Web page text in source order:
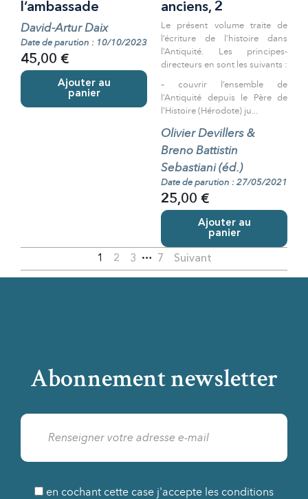
l’ambassade
David-Artur Daix
Date de parution : 10/10/2023
45,00 €
Ajouter au
panier
anciens, 2
Le présent volume traite de
l’écriture de l’histoire dans
l’Antiquité. Les principes-
directeurs en sont les suivants :
– couvrir l’ensemble de
l’Antiquité depuis le Père de
l’Histoire (Hérodote) ju...
Olivier Devillers &
Breno Battistin
Sebastiani (éd.)
Date de parution : 27/05/2021
25,00 €
Ajouter au
panier
1 2 3 … 7 Suivant
Abonnement newsletter
en cochant cette case j'accepte les conditions